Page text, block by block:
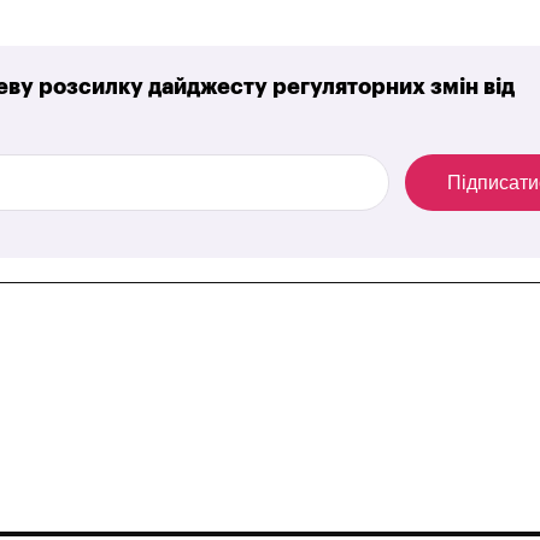
розсилку дайджесту регуляторних змін від